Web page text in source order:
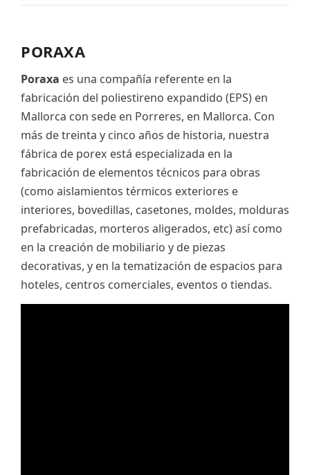
PORAXA
Poraxa es una compañía referente en la
fabricación del poliestireno expandido (EPS) en
Mallorca con sede en Porreres, en Mallorca. Con
más de treinta y cinco años de historia, nuestra
fábrica de porex está especializada en la
fabricación de elementos técnicos para obras
(como aislamientos térmicos exteriores e
interiores, bovedillas, casetones, moldes, molduras
prefabricadas, morteros aligerados, etc) así como
en la creación de mobiliario y de piezas
decorativas, y en la tematización de espacios para
hoteles, centros comerciales, eventos o tiendas.